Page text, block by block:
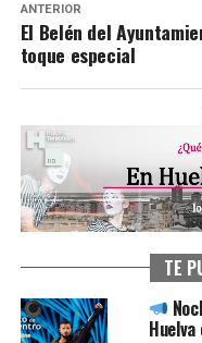
ANTERIOR
El Belén del
toque especial
TE